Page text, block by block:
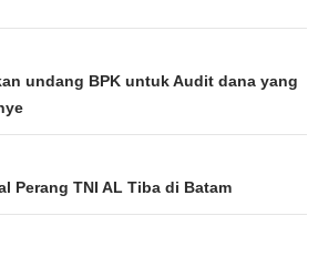
undang BPK untuk Audit dana yang
Perang TNI AL Tiba di Batam